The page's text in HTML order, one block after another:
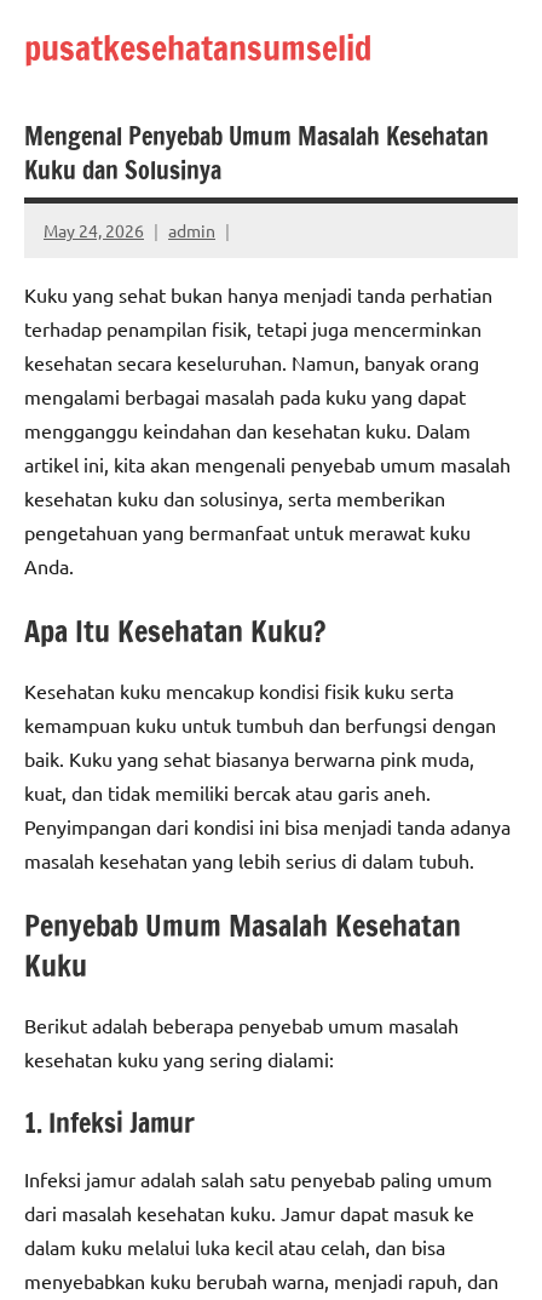
pusatkesehatansumselid
Mengenal Penyebab Umum Masalah Kesehatan
Kuku dan Solusinya
May 24, 2026 admin
Kuku yang sehat bukan hanya menjadi tanda perhatian
terhadap penampilan fisik, tetapi juga mencerminkan
kesehatan secara keseluruhan. Namun, banyak orang
mengalami berbagai masalah pada kuku yang dapat
mengganggu keindahan dan kesehatan kuku. Dalam
artikel ini, kita akan mengenali penyebab umum masalah
kesehatan kuku dan solusinya, serta memberikan
pengetahuan yang bermanfaat untuk merawat kuku
Anda.
Apa Itu Kesehatan Kuku?
Kesehatan kuku mencakup kondisi fisik kuku serta
kemampuan kuku untuk tumbuh dan berfungsi dengan
baik. Kuku yang sehat biasanya berwarna pink muda,
kuat, dan tidak memiliki bercak atau garis aneh.
Penyimpangan dari kondisi ini bisa menjadi tanda adanya
masalah kesehatan yang lebih serius di dalam tubuh.
Penyebab Umum Masalah Kesehatan
Kuku
Berikut adalah beberapa penyebab umum masalah
kesehatan kuku yang sering dialami:
1. Infeksi Jamur
Infeksi jamur adalah salah satu penyebab paling umum
dari masalah kesehatan kuku. Jamur dapat masuk ke
dalam kuku melalui luka kecil atau celah, dan bisa
menyebabkan kuku berubah warna, menjadi rapuh, dan